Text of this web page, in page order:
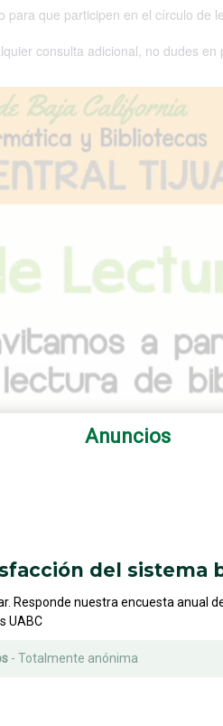
que participen en el círculo de
consulta adicional, no dudes
Anuncios
del sistema
Responde nuestra encuesta anual
UABC
- Totalmente anónima